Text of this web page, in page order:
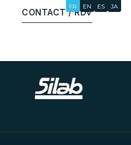
FR EN ES JA
CONTACT / RDV